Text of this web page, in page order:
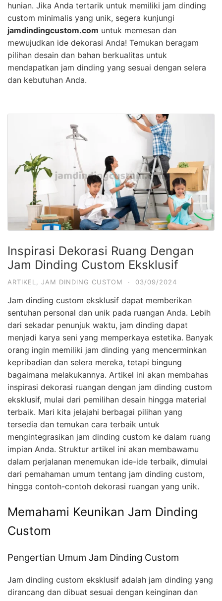
hunian. Jika Anda tertarik untuk memiliki jam dinding
custom minimalis yang unik, segera kunjungi
jamdindingcustom.com untuk memesan dan
mewujudkan ide dekorasi Anda! Temukan beragam
pilihan desain dan bahan berkualitas untuk
mendapatkan jam dinding yang sesuai dengan selera
dan kebutuhan Anda.
Inspirasi Dekorasi Ruang Dengan
Jam Dinding Custom Eksklusif
ARTIKEL JAM DINDING CUSTOM · 03/09/2024
Jam dinding custom eksklusif dapat memberikan
sentuhan personal dan unik pada ruangan Anda. Lebih
dari sekadar penunjuk waktu, jam dinding dapat
menjadi karya seni yang memperkaya estetika. Banyak
orang ingin memiliki jam dinding yang mencerminkan
kepribadian dan selera mereka, tetapi bingung
bagaimana melakukannya. Artikel ini akan membahas
inspirasi dekorasi ruangan dengan jam dinding custom
eksklusif, mulai dari pemilihan desain hingga material
terbaik. Mari kita jelajahi berbagai pilihan yang
tersedia dan temukan cara terbaik untuk
mengintegrasikan jam dinding custom ke dalam ruang
impian Anda. Struktur artikel ini akan membawamu
dalam perjalanan menemukan ide-ide terbaik, dimulai
dari pemahaman umum tentang jam dinding custom,
hingga contoh-contoh dekorasi ruangan yang unik.
Memahami Keunikan Jam Dinding
Custom
Pengertian Umum Jam Dinding Custom
Jam dinding custom eksklusif adalah jam dinding yang
dirancang dan dibuat sesuai dengan keinginan dan